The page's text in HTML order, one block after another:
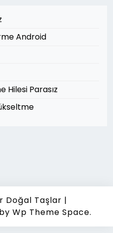
Android
Hilesi Parasız
Doğal Taşlar |
by Wp Theme Space.